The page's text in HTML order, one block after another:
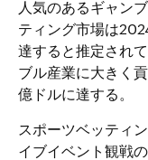
人気のあるギャン
ティング市場は
達すると推定され
ブル産業に大きく
億ドルに達する。
スポーツベッティ
イブイベント観戦